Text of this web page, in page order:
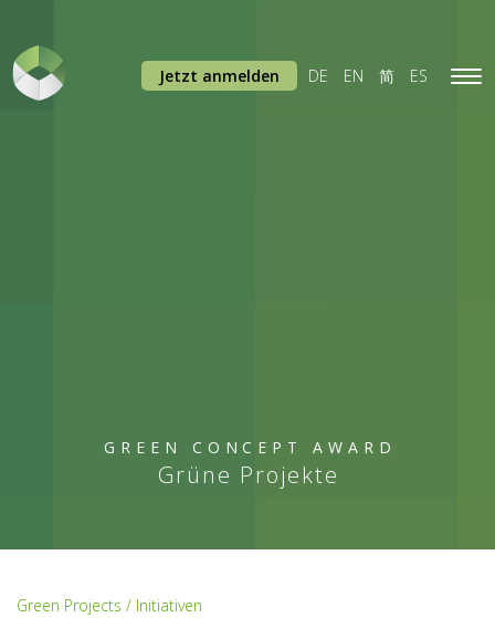
GREEN CONCEPT AWARD
Grüne Projekte
Jetzt anmelden DE EN 简 ES
Green Projects / Initiativen